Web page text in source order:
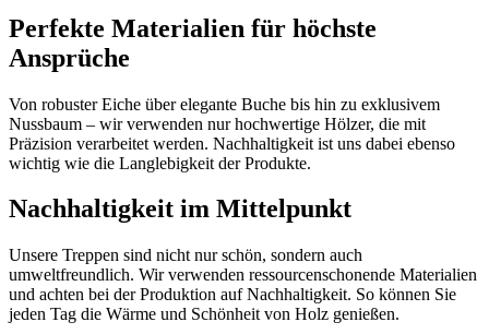
Perfekte Materialien für höchste
Ansprüche
Von robuster Eiche über elegante Buche bis hin zu exklusivem
Nussbaum – wir verwenden nur hochwertige Hölzer, die mit
Präzision verarbeitet werden. Nachhaltigkeit ist uns dabei ebenso
wichtig wie die Langlebigkeit der Produkte.
Nachhaltigkeit im Mittelpunkt
Unsere Treppen sind nicht nur schön, sondern auch
umweltfreundlich. Wir verwenden ressourcenschonende Materialien
und achten bei der Produktion auf Nachhaltigkeit. So können Sie
jeden Tag die Wärme und Schönheit von Holz genießen.